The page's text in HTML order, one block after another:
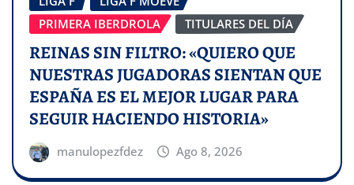
PRIMERA IBERDROLA
TITULARES DEL DÍA
REINAS SIN FILTRO: «QUIERO QUE
NUESTRAS JUGADORAS SIENTAN QUE
ESPAÑA ES EL MEJOR LUGAR PARA
SEGUIR HACIENDO HISTORIA»
manulopezfdez Ago 8, 2026